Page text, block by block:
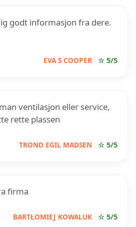
godt informasjon fra dere.
EVA S COOPER ☆ 5/5
ventilasjon eller service,
rette plassen
TROND EGIL MADSEN ☆ 5/5
firma
BARTŁOMIEJ KOWALUK ☆ 5/5